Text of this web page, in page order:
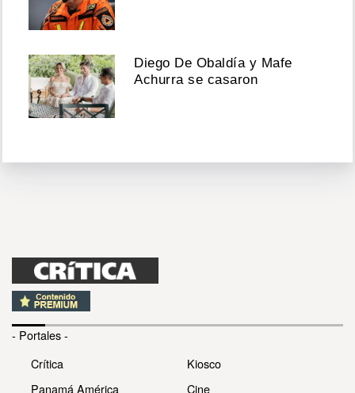
Diego De Obaldía y Mafe
Achurra se casaron
- Portales -
Crítica
Panamá América
Kiosco
Cine